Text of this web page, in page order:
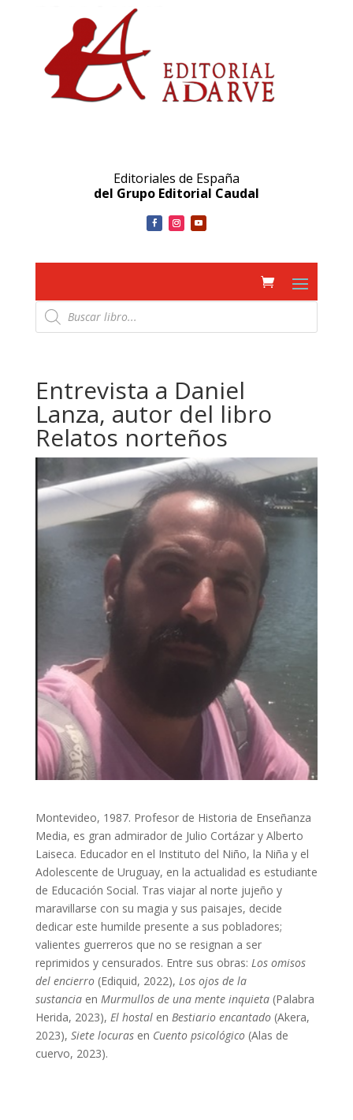
Editoriales de España
del Grupo Editorial Caudal
Búsqueda
de
productos
Entrevista a Daniel
Lanza, autor del libro
Relatos norteños
Montevideo, 1987. Profesor de Historia de Enseñanza
Media, es gran admirador de Julio Cortázar y Alberto
Laiseca. Educador en el Instituto del Niño, la Niña y el
Adolescente de Uruguay, en la actualidad es estudiante
de Educación Social. Tras viajar al norte jujeño y
maravillarse con su magia y sus paisajes, decide
dedicar este humilde presente a sus pobladores;
valientes guerreros que no se resignan a ser
reprimidos y censurados. Entre sus obras: Los omisos
del encierro(Ediquid, 2022), Los ojos de la
sustanciaen Murmullos de una mente inquieta(Palabra
Herida, 2023), El hostalen Bestiario encantado(Akera,
2023), Siete locurasen Cuento psicológico(Alas de
cuervo, 2023).